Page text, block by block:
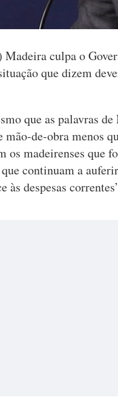
culpa o
que dizem
que as palavras
mão-de-obra menos
os madeirenses que
continuam a
às despesas